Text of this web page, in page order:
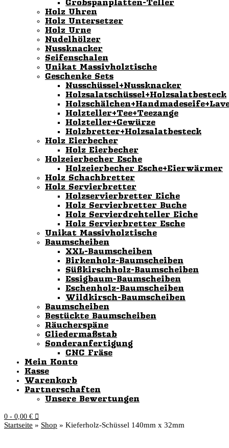
Grobspanplatten-Teller
Holz Uhren
Holz Untersetzer
Holz Urne
Nudelhölzer
Nussknacker
Seifenschalen
Unikat Massivholztische
Geschenke Sets
Nusschüssel+Nussknacker
Holzsalatschüssel+Holzsalatbesteck
Holzteller+Tee+Teezange
Holzteller+Gewürze
Holzbretter+Holzsalatbesteck
Holz Eierbecher
Holz Eierbecher
Holzeierbecher Esche
Holzeierbecher Esche+Eierwärmer
Holz Schachbretter
Holz Servierbretter
Holzservierbretter Eiche
Holz Servierbretter Buche
Holz Servierdrehteller Eiche
Holz Servierbretter Esche
Unikat Massivholztische
Baumscheiben
XXL-Baumscheiben
Birkenholz-Baumscheiben
Süßkirschholz-Baumscheiben
Essigbaum-Baumscheiben
Eschenholz-Baumscheiben
Wildkirsch-Baumscheiben
Baumscheiben
Bestückte Baumscheiben
Räucherspäne
Gliedermaßstab
Sonderanfertigung
CNC Fräse
Mein Konto
Kasse
Warenkorb
Partnerschaften
Unsere Bewertungen
0 - 0,00 €
Startseite » Shop » Kieferholz-Schüssel 140mm x 32mm